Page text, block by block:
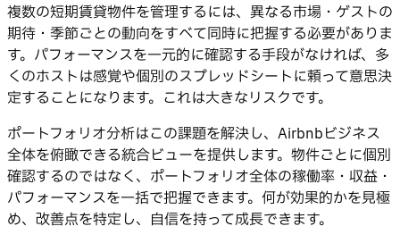
複数の短期賃貸物件を管理するには、異なる市場・ゲストの
期待・季節ごとの動向をすべて同時に把握する必要がありま
す。パフォーマンスを一元的に確認する手段がなければ、多
くのホストは感覚や個別のスプレッドシートに頼って意思決
定することになります。これは大きなリスクです。
ポートフォリオ分析はこの課題を解決し、Airbnbビジネス
全体を俯瞰できる統合ビューを提供します。物件ごとに個別
確認するのではなく、ポートフォリオ全体の稼働率・収益・
パフォーマンスを一括で把握できます。何が効果的かを見極
め、改善点を特定し、自信を持って成長できます。